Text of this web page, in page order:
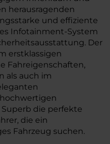
herausragenden
und effiziente
Infotainment-System
Der
erstklassigen
Fahreigenschaften,
als auch im
die perfekte
die ein
Fahrzeug suchen.